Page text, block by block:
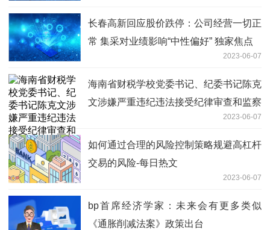
长春高新回应股价跌停：公司经营一切正
常 集采对业绩影响“中性偏好” 独家焦点
2023-06-07
海南省财税学校党委书记、纪委书记陈克
文涉嫌严重违纪违法接受纪律审查和监察
2023-06-07
如何通过合理的风险控制策略规避高杠杆
交易的风险-每日热文
2023-06-07
bp首席经济学家：未来会有更多类似
《通胀削减法案》政策出台